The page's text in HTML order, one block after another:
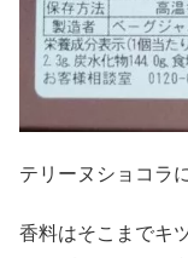
テリーヌショコラ
香料はそこまでキ